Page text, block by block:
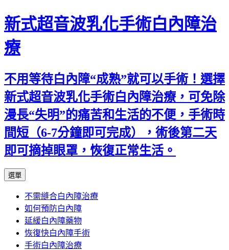
新式超音波乳化手術白內障治
療
不用等待白內障“成熟”就可以手術！選擇
新式超音波乳化手術白內障治療，可免除
漫長“失明”的痛苦和生活的不便，手術時
間短（6-7分鐘即可完成），術後第二天
即可摘掉眼罩，恢復正常生活。
選單
主
要
內
容
不需縫合白內障治療
如何預防白內障
延緩白內障藥物
恢復快白內障手術
手術白內障治療